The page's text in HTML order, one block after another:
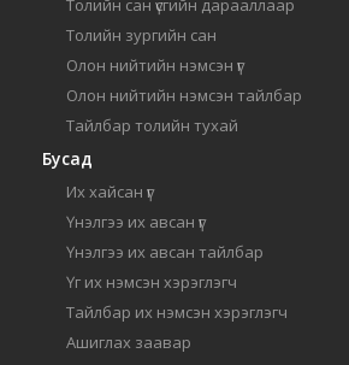
Толийн сан үсгийн дарааллаар
Толийн зургийн сан
Олон нийтийн нэмсэн үг
Олон нийтийн нэмсэн тайлбар
Тайлбар толийн тухай
Бусад
Их хайсан үг
Үнэлгээ их авсан үг
Үнэлгээ их авсан тайлбар
Үг их нэмсэн хэрэглэгч
Тайлбар их нэмсэн хэрэглэгч
Ашиглах заавар